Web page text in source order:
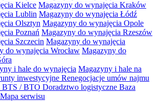
Kielce Magazyny do wynajęcia Kraków
Lublin Magazyny do wynajęcia Łódź
Olsztyn Magazyny do wynajęcia Opole
Poznań Magazyny do wynajęcia Rzeszów
Szczecin Magazyny do wynajęcia
do wynajęcia Wrocław Magazyny do
i hale do wynajęcia Magazyny i hale na
inwestycyjne Renegocjacje umów najmu
BTS / BTO Doradztwo logistyczne Baza
Mapa serwisu